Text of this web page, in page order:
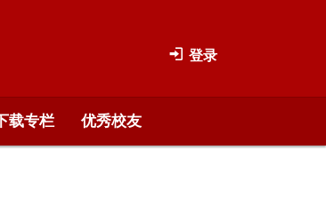
登录
载专栏 优秀校友